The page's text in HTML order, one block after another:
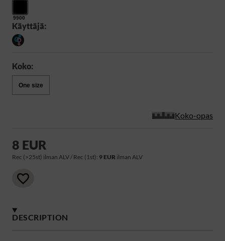
9900
Käyttäjä:
Koko:
One size
Koko-opas
8 EUR
Rec (>25st) ilman ALV / Rec (1st): 9 EUR ilman ALV
DESCRIPTION